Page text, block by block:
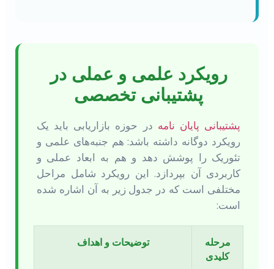
رویکرد علمی و عملی در
پشتیبانی تخصصی
پشتیبانی پایان نامه در حوزه بازاریابی باید یک
رویکرد دوگانه داشته باشد: هم جنبه‌های علمی و
تئوریک را پوشش دهد و هم به ابعاد عملی و
کاربردی آن بپردازد. این رویکرد شامل مراحل
مختلفی است که در جدول زیر به آن اشاره شده
است:
مرحله
کلیدی
توضیحات و اهداف